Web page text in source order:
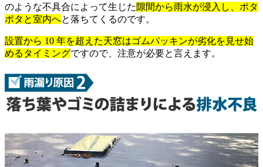
のような不具合によって生じた 隙間から雨水が浸入し、ポタ
ポタと室内へと落ちてくるのです。
設置から 10 年を超えた天窓はゴムパッキンが劣化を見せ始
めるタイミングですので、注意が必要と言えます。